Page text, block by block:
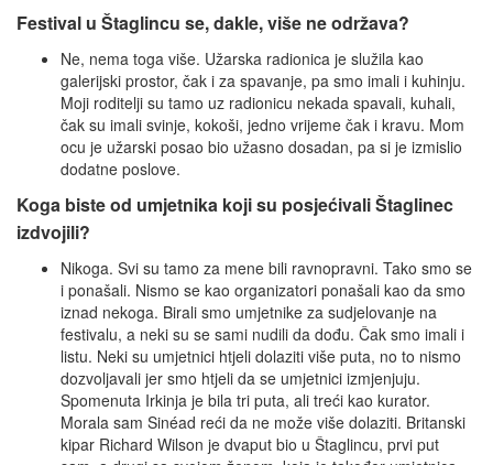
Festival u Štaglincu se, dakle, više ne održava?
Ne, nema toga više. Užarska radionica je služila kao
galerijski prostor, čak i za spavanje, pa smo imali i kuhinju.
Moji roditelji su tamo uz radionicu nekada spavali, kuhali,
čak su imali svinje, kokoši, jedno vrijeme čak i kravu. Mom
ocu je užarski posao bio užasno dosadan, pa si je izmislio
dodatne poslove.
Koga biste od umjetnika koji su posjećivali Štaglinec
izdvojili?
Nikoga. Svi su tamo za mene bili ravnopravni. Tako smo se
i ponašali. Nismo se kao organizatori ponašali kao da smo
iznad nekoga. Birali smo umjetnike za sudjelovanje na
festivalu, a neki su se sami nudili da dođu. Čak smo imali i
listu. Neki su umjetnici htjeli dolaziti više puta, no to nismo
dozvoljavali jer smo htjeli da se umjetnici izmjenjuju.
Spomenuta Irkinja je bila tri puta, ali treći kao kurator.
Morala sam Sinéad reći da ne može više dolaziti. Britanski
kipar Richard Wilson je dvaput bio u Štaglincu, prvi put